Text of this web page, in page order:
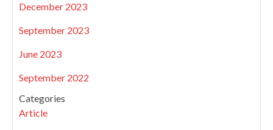
December 2023
September 2023
June 2023
September 2022
Categories
Article